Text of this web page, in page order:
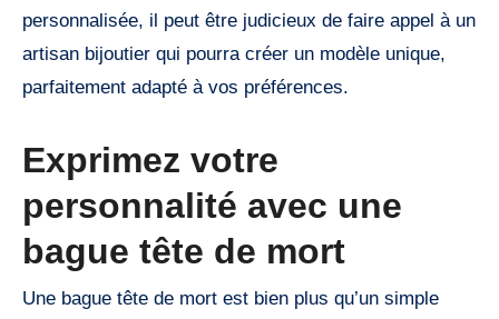
personnalisée, il peut être judicieux de faire appel à un
artisan bijoutier qui pourra créer un modèle unique,
parfaitement adapté à vos préférences.
Exprimez votre
personnalité avec une
bague tête de mort
Une bague tête de mort est bien plus qu’un simple